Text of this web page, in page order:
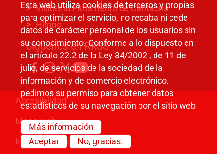
Visitas al Parlamento de Cantabria
Himno
Síguenos en RRSS
Pie de página
Accesibilidad
Mapa web
Información legal
Esta web utiliza cookies de terceros y propias
para optimizar el servicio, no recaba ni cede
datos de carácter personal de los usuarios sin
su conocimiento. Conforme a lo dispuesto en
el artículo 22.2 de la Ley 34/2002 , de 11 de
julio, de servicios de la sociedad de la
información y de comercio electrónico,
pedimos su permiso para obtener datos
estadísticos de su navegación por el sitio web
Más información
Aceptar
No, gracias.